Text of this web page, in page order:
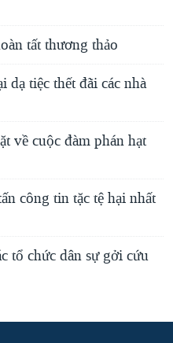
tất thương thảo
tiệc thết đãi các nhà
về cuộc đàm phán hạt
công tin tặc tệ hại nhất
tổ chức dân sự gởi cứu